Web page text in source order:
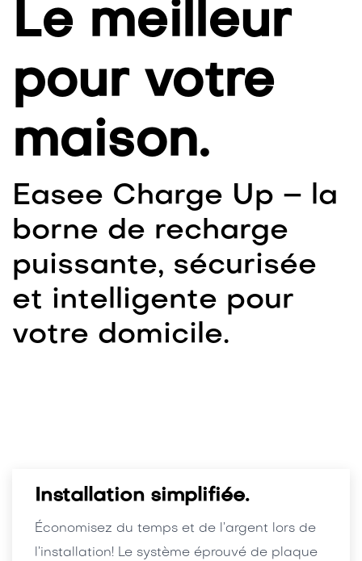
Le meilleur
pour votre
maison.
Easee Charge Up – la
borne de recharge
puissante, sécurisée
et intelligente pour
votre domicile.
Installation simplifiée.
Économisez du temps et de l’argent lors de
l’installation! Le système éprouvé de plaque